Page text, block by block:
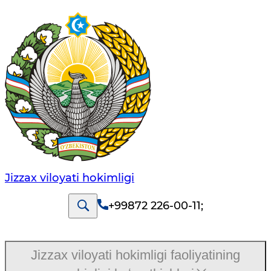
Jizzах vilоyati hоkimligi
+99872 226-00-11;
Jizzax viloyati hokimligi faoliyatining